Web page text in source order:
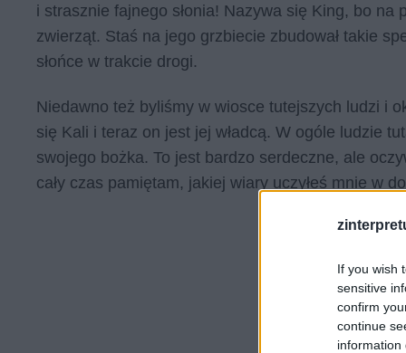
If you wish
sensitive
confirm
continue
information
i strasznie fajnego słonia! Nazywa się King, bo
zwierząt. Staś na jego grzbiecie zbudował takie
słońce w trakcie drogi.
Niedawno też byliśmy w wiosce tutejszych ludzi i
się Kali i teraz on jest jej władcą. W ogóle ludzie
swojego bożka. To jest bardzo serdeczne, ale
cały czas pamiętam, jakiej wiary uczyłeś mnie w